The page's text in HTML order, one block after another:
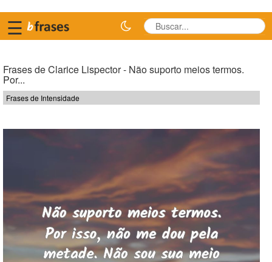
☰
Frases de Clarice Lispector - Não suporto meios termos.
Por...
Frases de Intensidade